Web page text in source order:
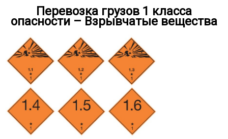
Перевозка грузов 1 класса
опасности – Взрывчатые вещества